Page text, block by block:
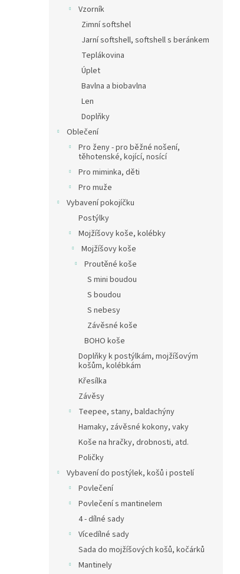
Vzorník
Zimní softshel
Jarní softshell, softshell s beránkem
Teplákovina
Úplet
Bavlna a biobavlna
Len
Doplňky
Oblečení
Pro ženy - pro běžné nošení,
těhotenské, kojící, nosící
Pro miminka, děti
Pro muže
Vybavení pokojíčku
Postýlky
Mojžíšovy koše, kolébky
Mojžíšovy koše
Proutěné koše
S mini boudou
S boudou
S nebesy
Závěsné koše
BOHO koše
Doplňky k postýlkám, mojžíšovým
košům, kolébkám
Křesílka
Závěsy
Teepee, stany, baldachýny
Hamaky, závěsné kokony, vaky
Koše na hračky, drobnosti, atd.
Poličky
Vybavení do postýlek, košů i postelí
Povlečení
Povlečení s mantinelem
4 - dílné sady
Vícedílné sady
Sada do mojžíšových košů, kočárků
Mantinely